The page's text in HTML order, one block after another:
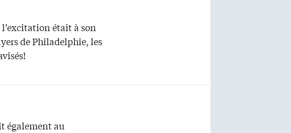
était à son
de Philadelphie, les
également au